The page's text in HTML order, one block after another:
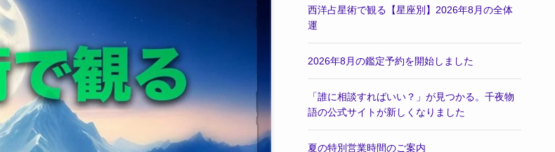
西洋占星術で観る【星座別】2026年8月の全体
運
2026年8月の鑑定予約を開始しました
「誰に相談すればいい？」が見つかる。千夜物
語の公式サイトが新しくなりました
夏の特別営業時間のご案内